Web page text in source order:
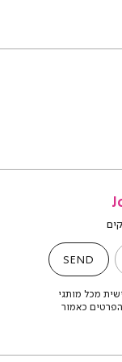
מכל מותגי
הפרטים כאמור
SEND